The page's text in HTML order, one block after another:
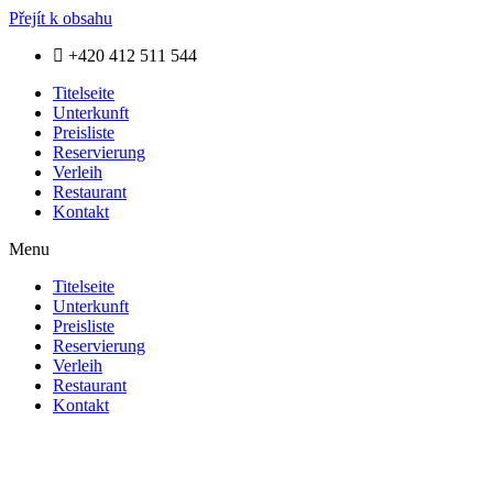
Přejít k obsahu
+420 412 511 544
Titelseite
Unterkunft
Preisliste
Reservierung
Verleih
Restaurant
Kontakt
Menu
Titelseite
Unterkunft
Preisliste
Reservierung
Verleih
Restaurant
Kontakt